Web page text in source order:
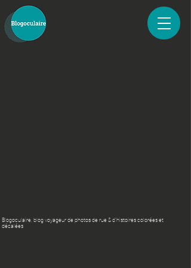
Blogoculaire, blog voyageur de photos de rue & d'histoires colorées et
décalées